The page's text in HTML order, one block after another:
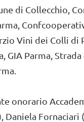
di Collecchio,
Vini dei Colli di
GIA Parma,
onorario
Daniela